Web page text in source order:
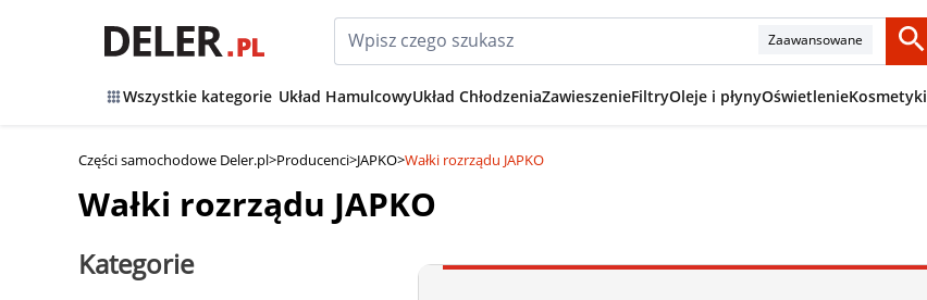
Zaawansowane
Wszystkie kategorie Układ HamulcowyUkład ChłodzeniaZawieszenieFiltryOleje i płynyOświetlenieKosmetyki
Części samochodowe Deler.pl>Producenci>JAPKO>Wałki rozrządu JAPKO
Wałki rozrządu JAPKO
Kategorie